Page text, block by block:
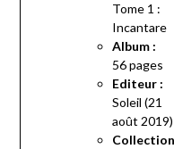
Tome 1 :
Incantare
Album :
56 pages
Editeur :
Soleil (21
août 2019)